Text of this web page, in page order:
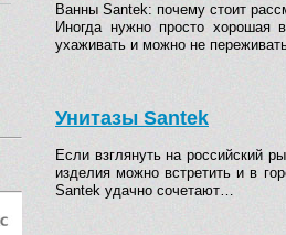
Ванны Santek: почему стоит
Иногда нужно просто хорошая
ухаживать и можно не
Унитазы Santek
Если взглянуть на российский
изделия можно встретить и в
Santek удачно сочетают…